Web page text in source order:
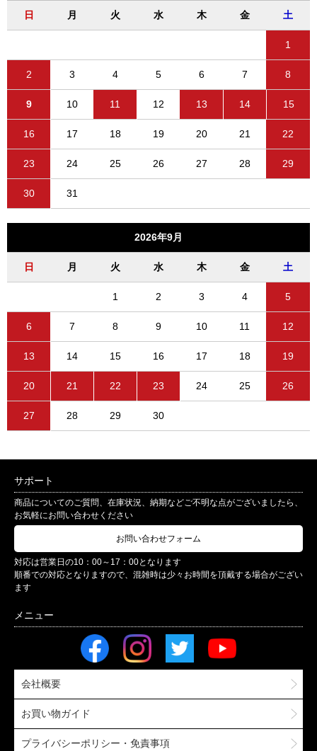
日 月 火 水 木 金 土
1
2 3 4 5 6 7 8
9 10 11 12 13 14 15
16 17 18 19 20 21 22
23 24 25 26 27 28 29
30 31
2026年9月
日 月 火 水 木 金 土
1 2 3 4 5
6 7 8 9 10 11 12
13 14 15 16 17 18 19
20 21 22 23 24 25 26
27 28 29 30
サポート
商品についてのご質問、在庫状況、納期などご不明な点がございましたら、
お気軽にお問い合わせください
お問い合わせフォーム
対応は営業日の10：00～17：00となります
順番での対応となりますので、混雑時は少々お時間を頂戴する場合がござい
ます
会社概要
お買い物ガイド
プライバシーポリシー・免責事項